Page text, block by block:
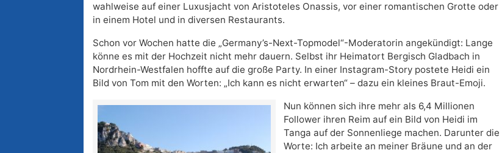
wahlweise auf einer Luxusjacht von Aristoteles Onassis, vor einer romantischen Grotte oder
in einem Hotel und in diversen Restaurants.
Schon vor Wochen hatte die „Germany’s-Next-Topmodel“-Moderatorin angekündigt: Lange
könne es mit der Hochzeit nicht mehr dauern. Selbst ihr Heimatort Bergisch Gladbach in
Nordrhein-Westfalen hoffte auf die große Party. In einer Instagram-Story postete Heidi ein
Bild von Tom mit den Worten: „Ich kann es nicht erwarten“ – dazu ein kleines Braut-Emoji.
Nun können sich ihre mehr als 6,4 Millionen
Follower ihren Reim auf ein Bild von Heidi im
Tanga auf der Sonnenliege machen. Darunter die
Worte: Ich arbeite an meiner Bräune und an der